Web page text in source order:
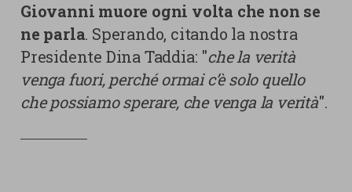
Giovanni muore ogni volta che non se
ne parla. Sperando, citando la nostra
Presidente Dina Taddia: "che la verità
venga fuori, perché ormai c’è solo quello
che possiamo sperare, che venga la verità".